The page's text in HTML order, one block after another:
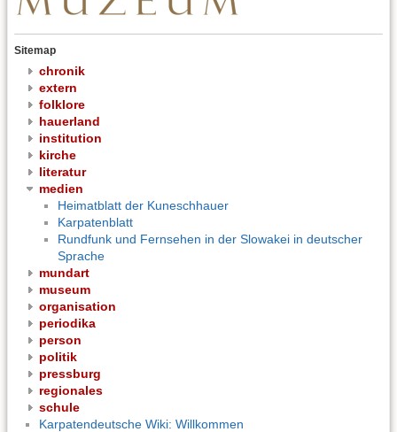
Sitemap
chronik
extern
folklore
hauerland
institution
kirche
literatur
medien
Heimatblatt der Kuneschhauer
Karpatenblatt
Rundfunk und Fernsehen in der Slowakei in deutscher
Sprache
mundart
museum
organisation
periodika
person
politik
pressburg
regionales
schule
Karpatendeutsche Wiki: Willkommen